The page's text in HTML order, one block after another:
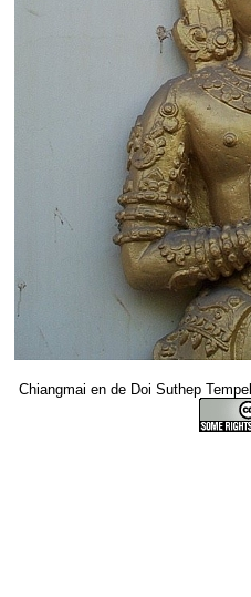
Chiangmai en de Doi Suthep